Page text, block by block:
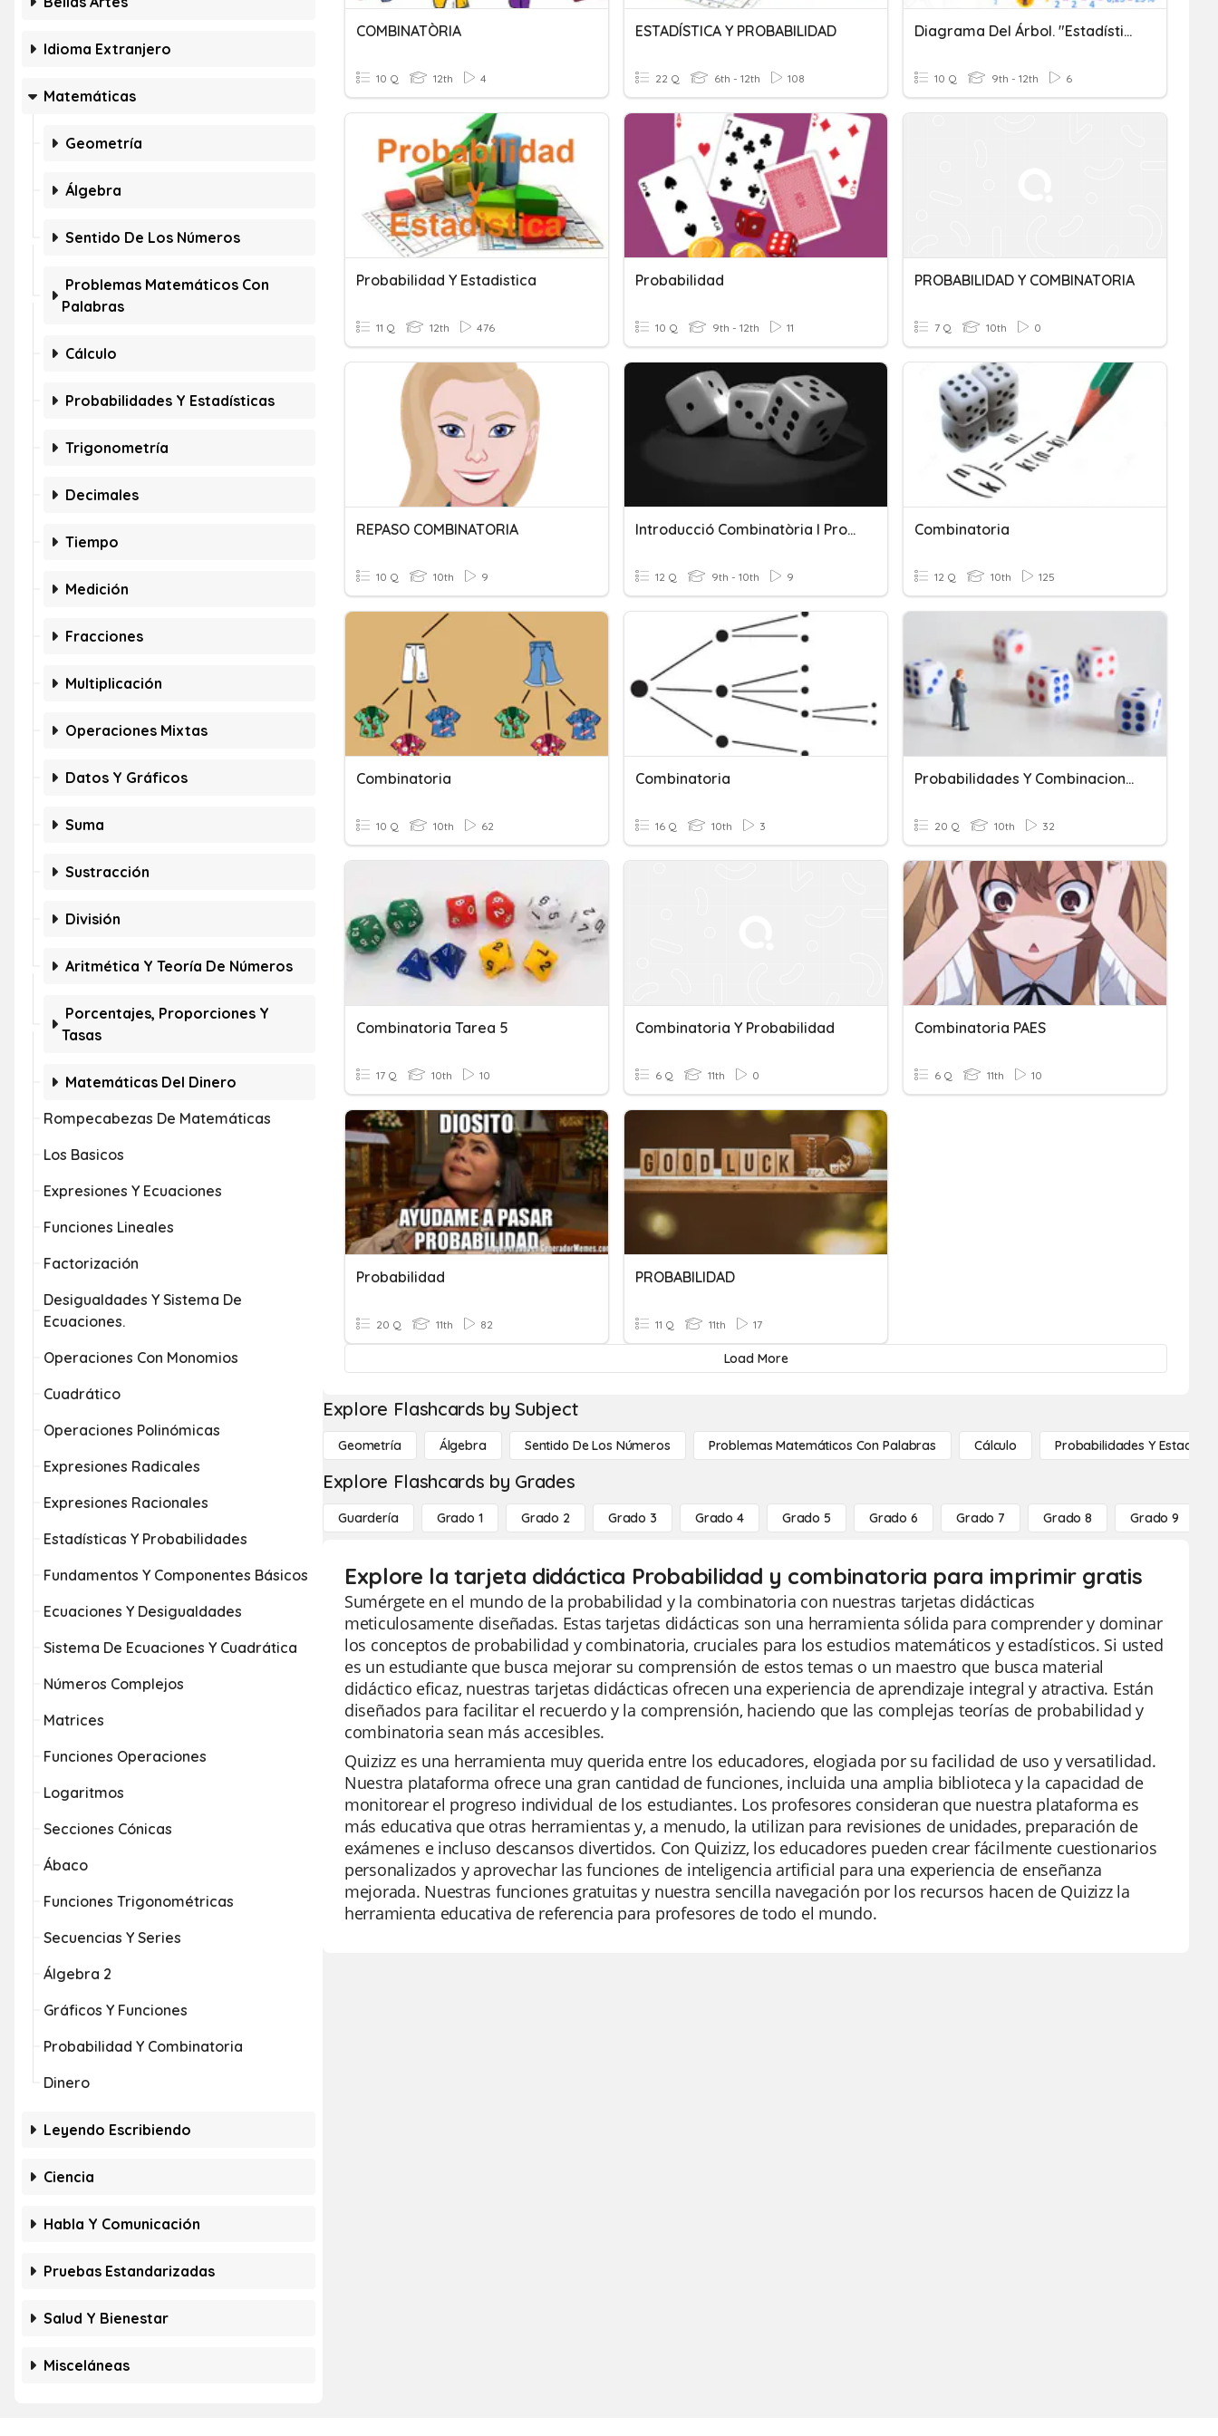
Idioma Extranjero
Matemáticas
Geometría
Álgebra
Sentido De Los Números
Problemas Matemáticos Con
Palabras
Cálculo
Probabilidades Y Estadísticas
Trigonometría
Decimales
Tiempo
Medición
Fracciones
Multiplicación
Operaciones Mixtas
Datos Y Gráficos
Suma
Sustracción
División
Aritmética Y Teoría De Números
Porcentajes, Proporciones Y
Tasas
Matemáticas Del Dinero
Rompecabezas De Matemáticas
Los Basicos
Expresiones Y Ecuaciones
Funciones Lineales
Factorización
Desigualdades Y Sistema De
Ecuaciones.
Operaciones Con Monomios
Cuadrático
Operaciones Polinómicas
Expresiones Radicales
Expresiones Racionales
Estadísticas Y Probabilidades
Fundamentos Y Componentes Básicos
Ecuaciones Y Desigualdades
Sistema De Ecuaciones Y Cuadrática
Números Complejos
Matrices
Funciones Operaciones
Logaritmos
Secciones Cónicas
Ábaco
Funciones Trigonométricas
Secuencias Y Series
Álgebra 2
Gráficos Y Funciones
Probabilidad Y Combinatoria
Dinero
Leyendo Escribiendo
Ciencia
Habla Y Comunicación
Pruebas Estandarizadas
Salud Y Bienestar
Misceláneas
COMBINATÒRIA
10 Q 12th 4
ESTADÍSTICA Y PROBABILIDAD
22 Q 6th - 12th 108
Diagrama Del Árbol. "Estadística Y Probabilidad"
10 Q 9th - 12th 6
Probabilidad Y Estadistica
11 Q 12th 476
Probabilidad
10 Q 9th - 12th 11
PROBABILIDAD Y COMBINATORIA
7 Q 10th 0
REPASO COMBINATORIA
10 Q 10th 9
Introducció Combinatòria I Probabilitat
12 Q 9th - 10th 9
Combinatoria
12 Q 10th 125
Combinatoria
10 Q 10th 62
Combinatoria
16 Q 10th 3
Probabilidades Y Combinaciones
20 Q 10th 32
Combinatoria Tarea 5
17 Q 10th 10
Combinatoria Y Probabilidad
6 Q 11th 0
Combinatoria PAES
6 Q 11th 10
Probabilidad
20 Q 11th 82
PROBABILIDAD
11 Q 11th 17
Load More
Explore Flashcards by Subject
Geometría Álgebra Sentido De Los Números Problemas Matemáticos Con Palabras Cálculo Probabilidades Y
Explore Flashcards by Grades
Guardería Grado 1 Grado 2 Grado 3 Grado 4 Grado 5 Grado 6 Grado 7 Grado 8 Grado 9
Explore la tarjeta didáctica Probabilidad y combinatoria para imprimir gratis
Sumérgete en el mundo de la probabilidad y la combinatoria con nuestras tarjetas didácticas
meticulosamente diseñadas. Estas tarjetas didácticas son una herramienta sólida para comprender y dominar
los conceptos de probabilidad y combinatoria, cruciales para los estudios matemáticos y estadísticos. Si usted
es un estudiante que busca mejorar su comprensión de estos temas o un maestro que busca material
didáctico eficaz, nuestras tarjetas didácticas ofrecen una experiencia de aprendizaje integral y atractiva. Están
diseñados para facilitar el recuerdo y la comprensión, haciendo que las complejas teorías de probabilidad y
combinatoria sean más accesibles.
Quizizz es una herramienta muy querida entre los educadores, elogiada por su facilidad de uso y versatilidad.
Nuestra plataforma ofrece una gran cantidad de funciones, incluida una amplia biblioteca y la capacidad de
monitorear el progreso individual de los estudiantes. Los profesores consideran que nuestra plataforma es
más educativa que otras herramientas y, a menudo, la utilizan para revisiones de unidades, preparación de
exámenes e incluso descansos divertidos. Con Quizizz, los educadores pueden crear fácilmente cuestionarios
personalizados y aprovechar las funciones de inteligencia artificial para una experiencia de enseñanza
mejorada. Nuestras funciones gratuitas y nuestra sencilla navegación por los recursos hacen de Quizizz la
herramienta educativa de referencia para profesores de todo el mundo.